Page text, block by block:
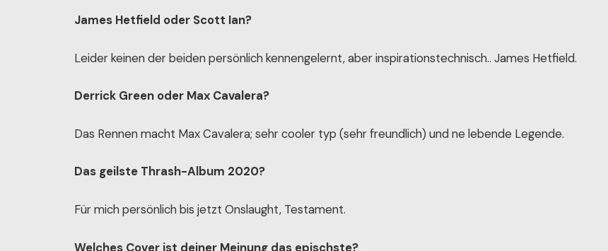
James Hetfield oder Scott Ian?
Leider keinen der beiden persönlich kennengelernt, aber inspirationstechnisch.. James Hetfield.
Derrick Green oder Max Cavalera?
Das Rennen macht Max Cavalera; sehr cooler typ (sehr freundlich) und ne lebende Legende.
Das geilste Thrash-Album 2020?
Für mich persönlich bis jetzt Onslaught, Testament.
Welches Cover ist deiner Meinung das epischste?